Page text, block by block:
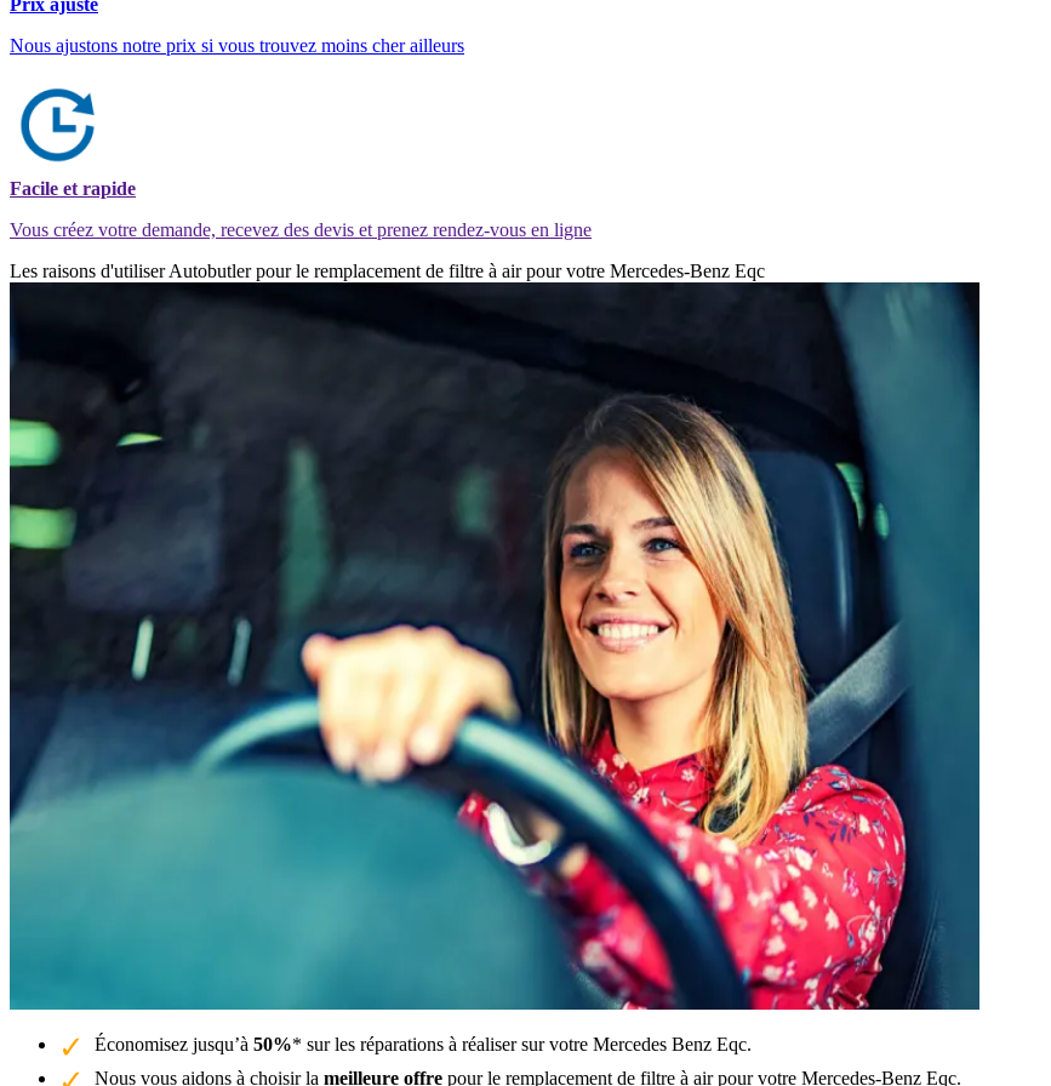
Nous ajustons notre prix si vous trouvez moins cher ailleurs
Facile et rapide
Vous créez votre demande, recevez des devis et prenez rendez-vous en ligne
Les raisons d'utiliser Autobutler pour le remplacement de filtre à air pour votre Mercedes-Benz Eqc
Économisez jusqu’à 50%* sur les réparations à réaliser sur votre Mercedes Benz Eqc.
Nous vous aidons à choisir la meilleure offre pour le remplacement de filtre à air pour votre Mercedes-Benz Eqc.